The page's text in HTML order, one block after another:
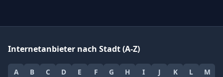
Internetanbieter nach Stadt (A-Z)
A B C D E F G H I J K L
M